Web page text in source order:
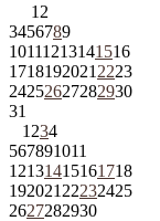
1 2
3456789
10111213141516
1718192021 2223
24252627282930
31
1 234
567891011
12131415161718
192021 22232425
2627282930